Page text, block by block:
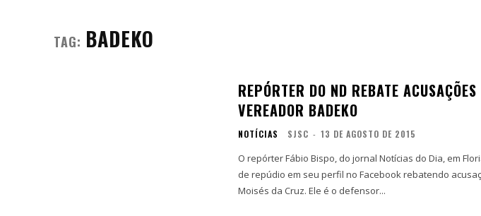
TAG: BADEKO
REPÓRTER DO ND REBATE
VEREADOR BADEKO
NOTÍCIAS SJSC - 13 DE AGOSTO DE 2015
O repórter Fábio Bispo, do jornal Notícias do Dia, em
de repúdio em seu perfil no Facebook rebatendo
Moisés da Cruz. Ele é o defensor...